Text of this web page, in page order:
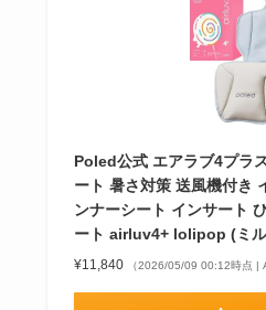
Poled公式 エアラブ4プラ
ート 暑さ対策 送風機付き
ンナーシート インサート
ート airluv4+ lolipop (ミ
¥11,840 （2026/05/09 00:12時点 |